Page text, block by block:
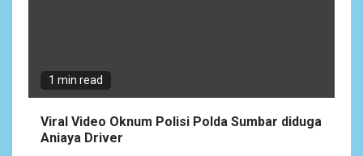
Tenaga Pendidik di Sekolah
SD Negeri Gunung Susu
1 min read
Viral Video Oknum Polisi Polda Sumbar diduga
Aniaya Driver